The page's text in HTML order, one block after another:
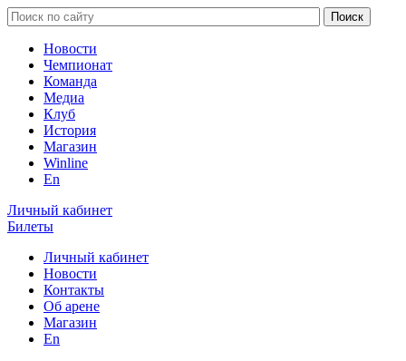
Новости
Чемпионат
Команда
Медиа
Клуб
История
Магазин
Winline
En
Личный кабинет
Билеты
Личный кабинет
Новости
Контакты
Об арене
Магазин
En